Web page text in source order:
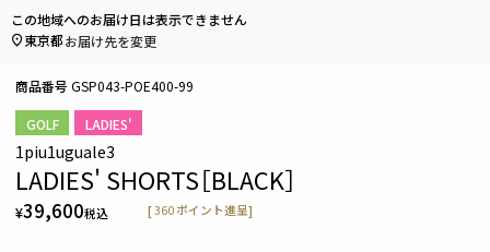
GOLF LADIES'
1piu1uguale3
LADIES' SHORTS［BLACK］
¥39,600税込 [360 ポイント進呈]
商品番号 GSP043-POE400-99
この地域へのお届け日は表示できません
東京都お届け先を変更